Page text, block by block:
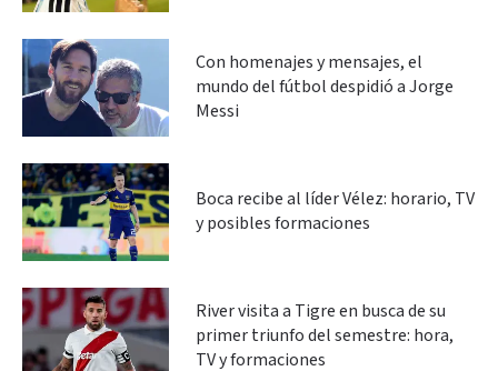
Con homenajes y mensajes, el
mundo del fútbol despidió a Jorge
Messi
Boca recibe al líder Vélez: horario, TV
y posibles formaciones
River visita a Tigre en busca de su
primer triunfo del semestre: hora,
TV y formaciones